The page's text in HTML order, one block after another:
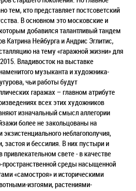
тем, кто представляет постсоветский
В основном это московские и
добавился талантливый тандем
Катрина Нейбурга и Андрис Эглитис,
на тему «гаражной жизни» для
Владивосток на выставке
музыканта и художника-
чьи работы будут
гаражах – главном атрибуте
всех этих художников
изначальный смысл аллегории
более не закольцованы на
неблагополучия,
застоя и бессилия. В них пустыри и
свете - в качестве
пространственной среды насыщенной
«самостроя» и историческими
изгоями, растениями-